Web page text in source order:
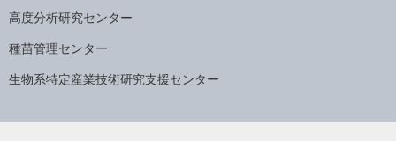
高度分析研究センター
種苗管理センター
生物系特定産業技術研究支援センター